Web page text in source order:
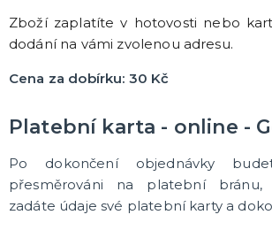
NA OSLAVY
Doplňky na oslavy
Tématické párty
Originální dárky
Přání
Zboží zaplatíte v hotovosti nebo
dodání na vámi zvolenou adresu.
Cena za dobírku: 30 Kč
Platební karta - online -
Po dokončení objednávky
přesměrováni na platební bránu,
zadáte údaje své platební karty a